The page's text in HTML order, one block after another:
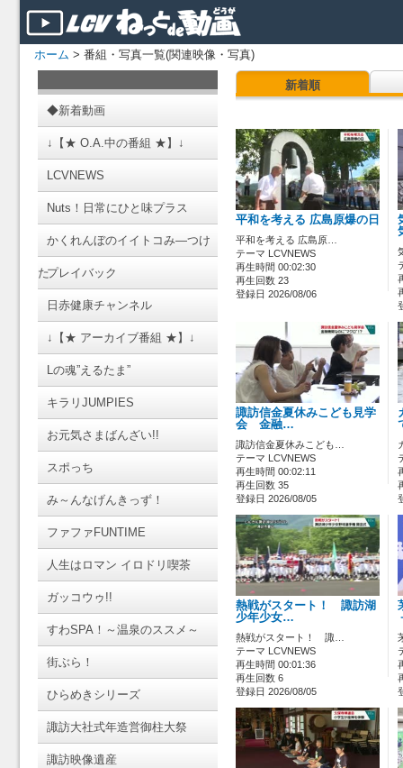
ホーム > 番組・写真一覧(関連映像・写真)
◆新着動画
↓【★ O.A.中の番組 ★】↓
LCVNEWS
Nuts！日常にひと味プラス
かくれんぼのイイトコみ―つけ
たプレイバック
日赤健康チャンネル
↓【★ アーカイブ番組 ★】↓
Lの魂”えるたま”
キラリJUMPIES
お元気さまばんざい!!
スポっち
み～んなげんきっず！
ファファFUNTIME
人生はロマン イロドリ喫茶
ガッコウゥ!!
すわSPA！～温泉のススメ～
街ぶら！
ひらめきシリーズ
諏訪大社式年造営御柱大祭
諏訪映像遺産
新着順
平和を考える 広島原爆の日
平和を考える 広島原…
テーマ LCVNEWS
再生時間 00:02:30
再生回数 23
登録日 2026/08/06
諏訪信金夏休みこども見学
会 金融…
諏訪信金夏休みこども…
テーマ LCVNEWS
再生時間 00:02:11
再生回数 35
登録日 2026/08/05
熱戦がスタート！ 諏訪湖
少年少女…
熱戦がスタート！ 諏…
テーマ LCVNEWS
再生時間 00:01:36
再生回数 6
登録日 2026/08/05